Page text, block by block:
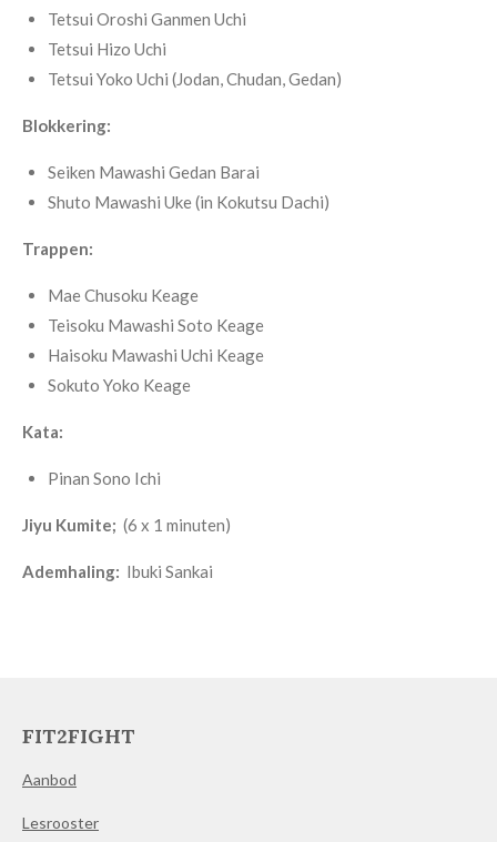
Tetsui Oroshi Ganmen Uchi
Tetsui Hizo Uchi
Tetsui Yoko Uchi (Jodan, Chudan, Gedan)
Blokkering:
Seiken Mawashi Gedan Barai
Shuto Mawashi Uke (in Kokutsu Dachi)
Trappen:
Mae Chusoku Keage
Teisoku Mawashi Soto Keage
Haisoku Mawashi Uchi Keage
Sokuto Yoko Keage
Kata:
Pinan Sono Ichi
Jiyu Kumite; (6 x 1 minuten)
Ademhaling: Ibuki Sankai
FIT2FIGHT
Aanbod
Lesrooster